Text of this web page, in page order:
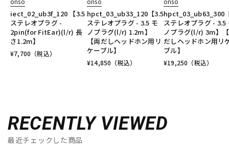
iect_02_ub3f_120 【3.5
ステレオプラグ -
2pin(for FitEar)(l/r) 長
さ1.2m】
¥7,700 （税込）
hpct_03_ub33_120【3.5
ステレオプラグ - 3.5 モ
ノプラグ(l/r) 1.2m】
【両だしヘッドホン用リ
ケーブル】
¥14,850 （税込）
hpct_03_ub63_300
ステレオプラグ - 3.5
ノプラグ(l/r) 3m】
だしヘッドホン用リ
ブル】
¥19,250 （税込）
RECENTLY VIEWED
最近チェックした商品